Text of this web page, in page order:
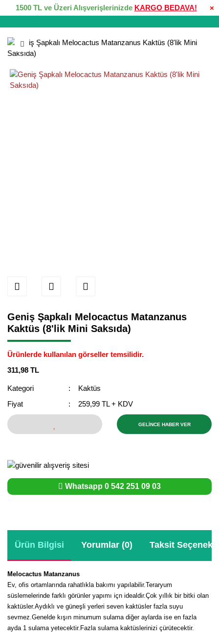
×
1500 TL ve Üzeri Alışverişlerinizde KARGO BEDAVA!
Geniş Şapkalı Melocactus Matanzanus
Kaktüs (8'lik Mini Saksıda)
Ürünlerde kullanılan görseller temsilidir.
311,98 TL
Kategori
Kaktüs
Fiyat
259,99 TL + KDV
GELİNCE HABER VER
Whatsapp 0 542 251 09 03
Ürün Bilgisi Yorumlar (0) Taksit
Melocactus Matanzanus
Ev, ofis ortamlarında rahatlıkla bakımı yapılabilir.Teraryum
süslemelerinde farklı görünler yapımı içn idealdir.Çok yıllık bir bitki olan
kaktüsler.Aydıklı ve güneşli yerleri seven kaktüsler fazla suyu
sevmez.Genelde kışın minumum sulama diğer aylarda ise en fazla
ayda 1 sulama yetecektir.Fazla sulama kaktüslerinizi çürütecektir.